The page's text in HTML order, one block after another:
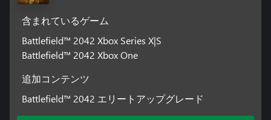
含まれているゲーム
Battlefield™ 2042 Xbox Series X|S
Battlefield™ 2042 Xbox One
追加コンテンツ
Battlefield™ 2042 エリートアップグレード